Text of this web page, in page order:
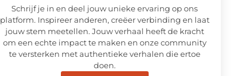
Schrijf je in en deel jouw unieke ervaring op ons
platform. Inspireer anderen, creëer verbinding en laat
jouw stem meetellen. Jouw verhaal heeft de kracht
om een echte impact te maken en onze community
te versterken met authentieke verhalen die ertoe
doen.